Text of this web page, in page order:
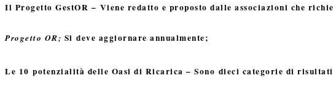
Il Progetto GestOR – Viene redatto e proposto dalle associazioni che
Progetto OR; Si deve aggiornare annualmente;
Le 10 potenzialità delle Oasi di Ricarica – Sono dieci categorie di